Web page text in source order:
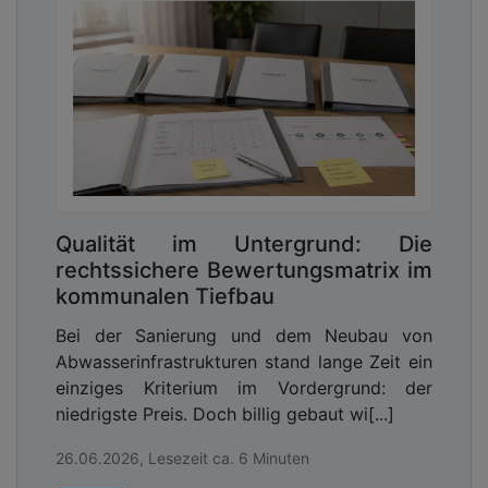
Qualität im Untergrund: Die
rechtssichere Bewertungsmatrix im
kommunalen Tiefbau
Bei der Sanierung und dem Neubau von
Abwasserinfrastrukturen stand lange Zeit ein
einziges Kriterium im Vordergrund: der
niedrigste Preis. Doch billig gebaut wi[...]
26.06.2026, Lesezeit ca. 6 Minuten